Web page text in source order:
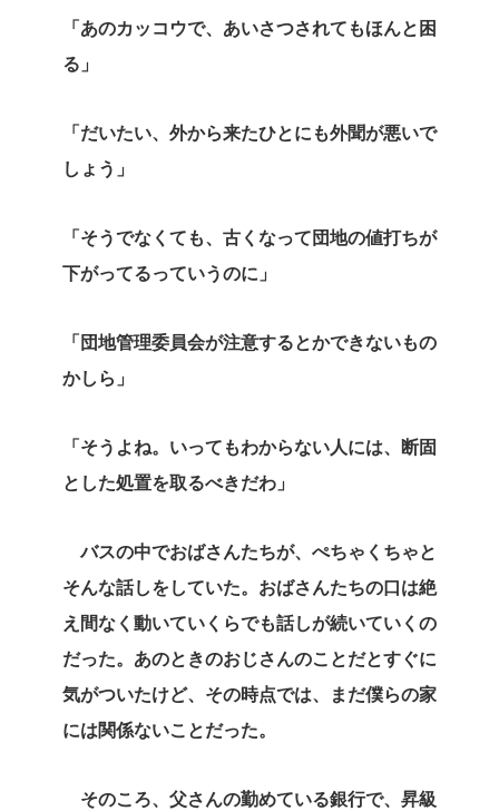
「あのカッコウで、あいさつされてもほんと困
る」
「だいたい、外から来たひとにも外聞が悪いで
しょう」
「そうでなくても、古くなって団地の値打ちが
下がってるっていうのに」
「団地管理委員会が注意するとかできないもの
かしら」
「そうよね。いってもわからない人には、断固
とした処置を取るべきだわ」
バスの中でおばさんたちが、ぺちゃくちゃと
そんな話しをしていた。おばさんたちの口は絶
え間なく動いていくらでも話しが続いていくの
だった。あのときのおじさんのことだとすぐに
気がついたけど、その時点では、まだ僕らの家
には関係ないことだった。
そのころ、父さんの勤めている銀行で、昇級